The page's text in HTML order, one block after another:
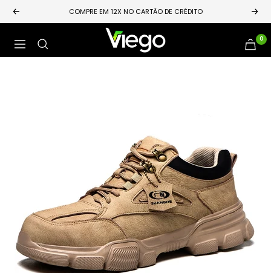
Pular
para
conteúdo
Anterior COMPRE EM 12X NO CARTÃO DE CRÉDITO
Navegação
Loja
0